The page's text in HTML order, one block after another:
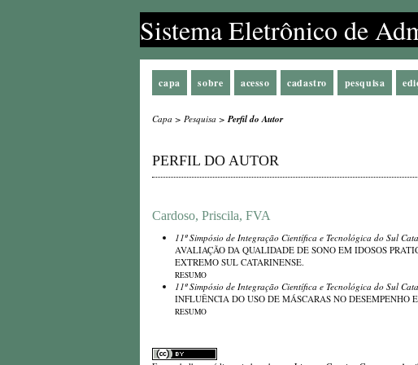
Sistema Eletrônico de
capa sobre acesso cadastro pesquisa
Capa > Pesquisa >Perfil do Autor
PERFIL DO AUTOR
Cardoso, Priscila, FVA
11º Simpósio de Integração Científica e Tecnológica do Sul
AVALIAÇÃO DA QUALIDADE DE SONO EM IDOSOS
EXTREMO SUL CATARINENSE.
RESUMO
11º Simpósio de Integração Científica e Tecnológica do Sul
INFLUÊNCIA DO USO DE MÁSCARAS NO DESEMPENHO
RESUMO